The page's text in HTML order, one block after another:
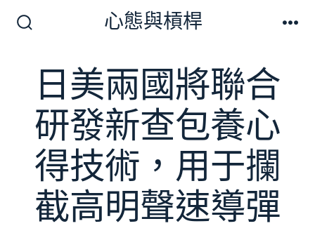
關
心態與槓桿
日美兩國將聯合
研發新查包養心
得技術，用于攔
截高明聲速導彈